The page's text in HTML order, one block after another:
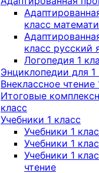
класс
класс русский
Логопедия 1
Энциклопедии для 1
Внеклассное чтение
Итоговые
класс
Учебники 1 класс
Учебники 1
Учебники 1
Учебники 1
чтение